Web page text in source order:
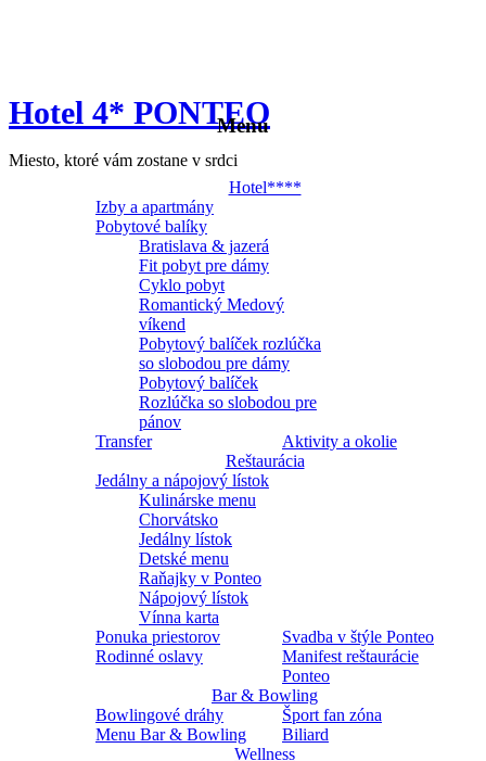
Hotel 4* PONTEO
Miesto, ktoré vám zostane v srdci
Menu
Hotel****
Izby a apartmány
Pobytové balíky
Bratislava & jazerá
Fit pobyt pre dámy
Cyklo pobyt
Romantický Medový
víkend
Pobytový balíček rozlúčka
so slobodou pre dámy
Pobytový balíček
Rozlúčka so slobodou pre
pánov
Transfer
Aktivity a okolie
Reštaurácia
Jedálny a nápojový lístok
Kulinárske menu
Chorvátsko
Jedálny lístok
Detské menu
Raňajky v Ponteo
Nápojový lístok
Vínna karta
Ponuka priestorov
Svadba v štýle Ponteo
Rodinné oslavy
Manifest reštaurácie
Ponteo
Bar & Bowling
Bowlingové dráhy
Šport fan zóna
Menu Bar & Bowling
Biliard
Wellness